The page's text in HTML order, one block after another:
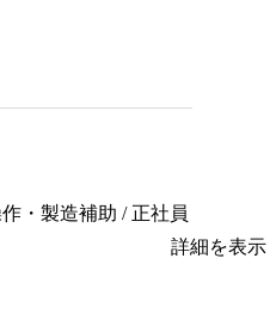
・製造補助 / 正社員
詳細を表示